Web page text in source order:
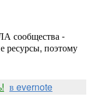
сообщества -
ресурсы, поэтому
в evernote